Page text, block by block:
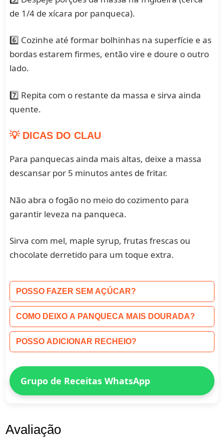
de 1/4 de xícara por panqueca).
6️⃣ Cozinhe até formar bolhinhas na superfície e as
bordas estarem firmes, então vire e doure o outro
lado.
7️⃣ Repita com o restante da massa e sirva ainda
quente.
💡 DICAS DO CLAU
Para panquecas ainda mais altas, deixe a massa
descansar por 5 minutos antes de fritar.
Não abra o fogão no meio do cozimento para
garantir leveza na panqueca.
Sirva com mel, maple syrup, frutas frescas ou
chocolate derretido para um toque extra.
POSSO FAZER SEM AÇÚCAR?
COMO DEIXO A PANQUECA MAIS DOURADA?
POSSO ADICIONAR RECHEIO?
Grupo de Receitas WhatsApp
Avaliação